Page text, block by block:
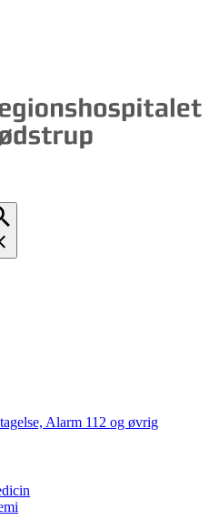
Alarm 112 og øvrig